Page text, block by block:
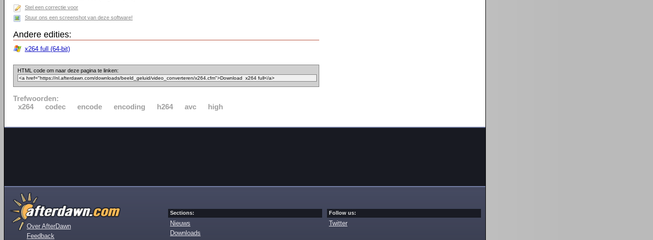
Stel een correctie voor
Stuur ons een screenshot van deze software!
Andere edities:
x264 full (64-bit)
HTML code om naar deze pagina te linken:
Trefwoorden:
x264
codec encode encoding h264 avc high
Over AfterDawn
Feedback
Sections:
Nieuws
Downloads
Follow us:
Twitter